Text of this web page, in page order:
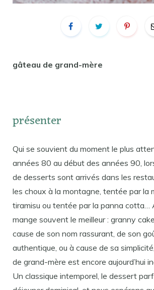
gâteau de grand-mère
présenter
Qui se souvient du moment le plus
années 80 au début des années 90,
de desserts sont arrivés dans les
les choux à la montagne, tentée par la
tiramisu ou tentée par la panna cotta…
mange souvent le meilleur : granny
cause de son nom rassurant, de son
authentique, ou à cause de sa
de grand-mère est encore aujourd’hui
Un classique intemporel, le dessert